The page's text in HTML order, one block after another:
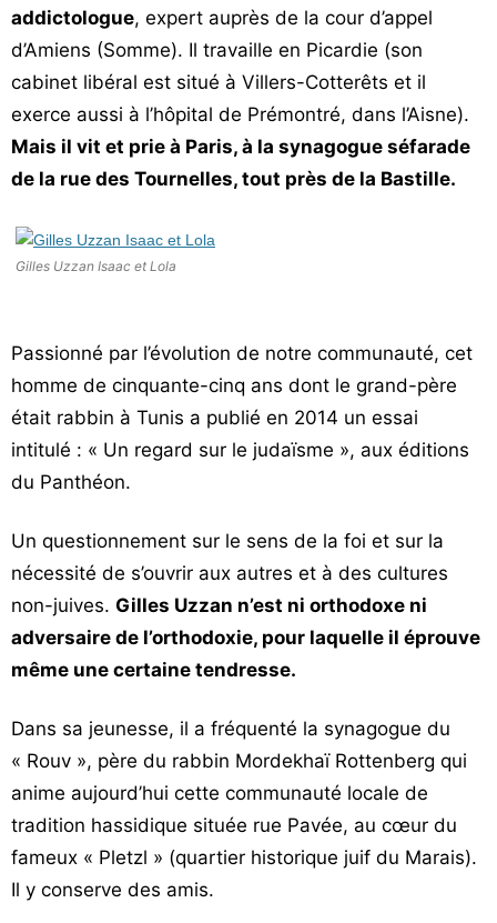
Vos
chroniques
Les
bonnes
adresses
addictologue, expert auprès de la cour d’appel
d’Amiens (Somme). Il travaille en Picardie (son
cabinet libéral est situé à Villers-Cotterêts et il
exerce aussi à l’hôpital de Prémontré, dans l’Aisne).
Mais il vit et prie à Paris, à la synagogue séfarade
de la rue des Tournelles, tout près de la Bastille.
Gilles Uzzan Isaac et Lola
Passionné par l’évolution de notre communauté, cet
homme de cinquante-cinq ans dont le grand-père
était rabbin à Tunis a publié en 2014 un essai
intitulé : « Un regard sur le judaïsme », aux éditions
du Panthéon.
Un questionnement sur le sens de la foi et sur la
nécessité de s’ouvrir aux autres et à des cultures
non-juives. Gilles Uzzan n’est ni orthodoxe ni
adversaire de l’orthodoxie, pour laquelle il éprouve
même une certaine tendresse.
Dans sa jeunesse, il a fréquenté la synagogue du
« Rouv », père du rabbin Mordekhaï Rottenberg qui
anime aujourd’hui cette communauté locale de
tradition hassidique située rue Pavée, au cœur du
fameux « Pletzl » (quartier historique juif du Marais).
Il y conserve des amis.